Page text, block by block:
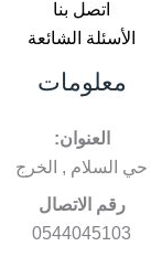
اتصل بنا
الأسئلة الشائعة
معلومات
العنوان:
حي السلام , الخرج
رقم الاتصال
0544045103